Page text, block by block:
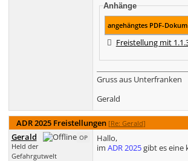
Anhänge
angehängtes PDF-
Freistellung mit
Gruss aus Unterfranken
Gerald
ADR 2025 Freistellungen [Re: Gerald]
OP
Gerald
Held der
Gefahrgutwelt
Hallo,
im ADR 2025gibt es eine